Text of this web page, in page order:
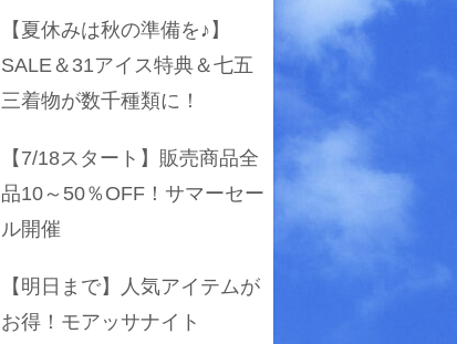
【夏休みは秋の準備を♪】
SALE＆31アイス特典＆七五
三着物が数千種類に！
【7/18スタート】販売商品全
品10～50％OFF！サマーセー
ル開催
【明日まで】人気アイテムが
お得！モアッサナイト